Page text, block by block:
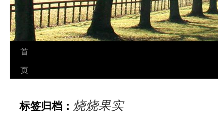
跳
至
文
首
页
标签归档： 烧烧果实